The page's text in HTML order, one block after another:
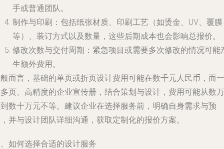
手或普通团队。
制作与印刷 ：包括纸张材质、印刷工艺（如烫金、UV、覆膜
等）、装订方式以及数量，这些后期成本也会影响总报价。
修改次数与交付周期 ：紧急项目或需要多次修改的情况可能
生额外费用。
而言，基础的单页或折页设计费用可能在数千元人民币，而一
页、高精度的企业宣传册，结合策划与设计，费用可能从数万
数十万元不等。建议企业在选择服务前，明确自身需求与预
并与设计团队详细沟通，获取定制化的报价方案。
如何选择合适的设计服务